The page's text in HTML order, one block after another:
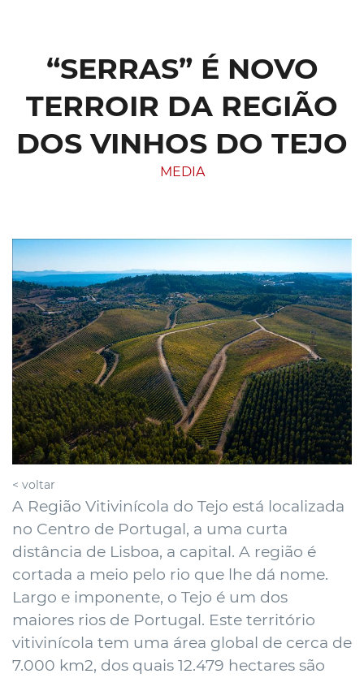
“SERRAS” É NOVO
TERROIR DA REGIÃO
DOS VINHOS DO TEJO
MEDIA
< voltar
A Região Vitivinícola do Tejo está localizada
no Centro de Portugal, a uma curta
distância de Lisboa, a capital. A região é
cortada a meio pelo rio que lhe dá nome.
Largo e imponente, o Tejo é um dos
maiores rios de Portugal. Este território
vitivinícola tem uma área global de cerca de
7.000 km2, dos quais 12.479 hectares são